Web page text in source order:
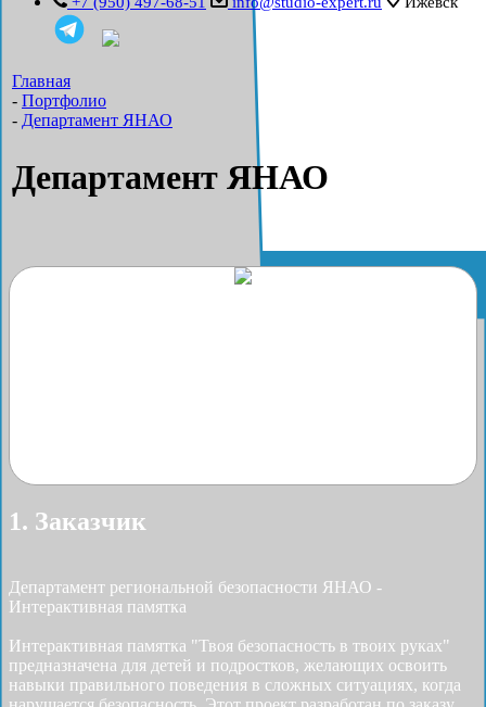
Главная
- Портфолио
- Департамент ЯНАО
Департамент ЯНАО
1. Заказчик
Департамент региональной безопасности ЯНАО -
Интерактивная памятка
Интерактивная памятка "Твоя безопасность в твоих руках"
предназначена для детей и подростков, желающих освоить
навыки правильного поведения в сложных ситуациях, когда